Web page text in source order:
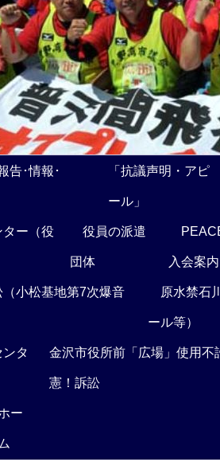
告･情報･ 「抗議声明・アピ
ール」
ー（役 役員の派遣
団体 入会案内
小松基地第7次爆音 原水禁石
ール等）
タ 金沢市役所前「広場」使用不
憲！訴訟
ー
ム